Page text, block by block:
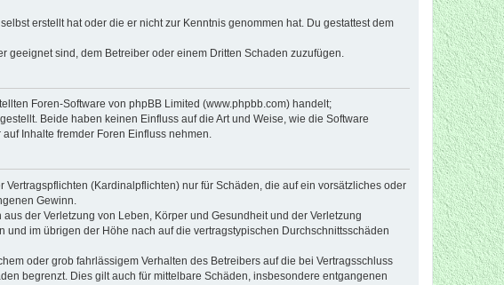
erstellt hat oder die er nicht zur Kenntnis genommen hat. Du gestattest dem
sind, dem Betreiber oder einem Dritten Schaden zuzufügen.
Foren-Software von phpBB Limited (www.phpbb.com) handelt;
Beide haben keinen Einfluss auf die Art und Weise, wie die Software
Inhalte fremder Foren Einfluss nehmen.
(Kardinalpflichten) nur für Schäden, die auf ein vorsätzliches oder
Gewinn.
der Verletzung von Leben, Körper und Gesundheit und der Verletzung
im übrigen der Höhe nach auf die vertragstypischen Durchschnittsschäden
oder grob fahrlässigem Verhalten des Betreibers auf die bei Vertragsschluss
begrenzt. Dies gilt auch für mittelbare Schäden, insbesondere entgangenen